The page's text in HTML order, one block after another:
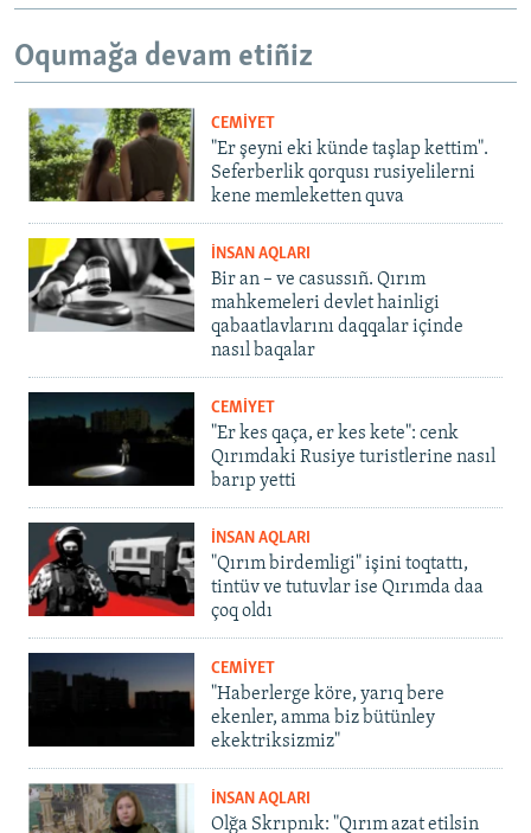
Oqumağa devam etiñiz
CEMİYET
"Er şeyni eki künde taşlap kettim".
Seferberlik qorqusı rusiyelilerni
kene memleketten quva
İNSAN AQLARI
Bir an – ve casussıñ. Qırım
mahkemeleri devlet hainligi
qabaatlavlarını daqqalar içinde
nasıl baqalar
CEMİYET
"Er kes qaça, er kes kete": cenk
Qırımdaki Rusiye turistlerine nasıl
barıp yetti
İNSAN AQLARI
"Qırım birdemligi" işini toqtattı,
tintüv ve tutuvlar ise Qırımda daa
çoq oldı
CEMİYET
"Haberlerge köre, yarıq bere
ekenler, amma biz bütünley
ekektriksizmiz"
İNSAN AQLARI
Olğa Skrıpnık: "Qırım azat etilsin